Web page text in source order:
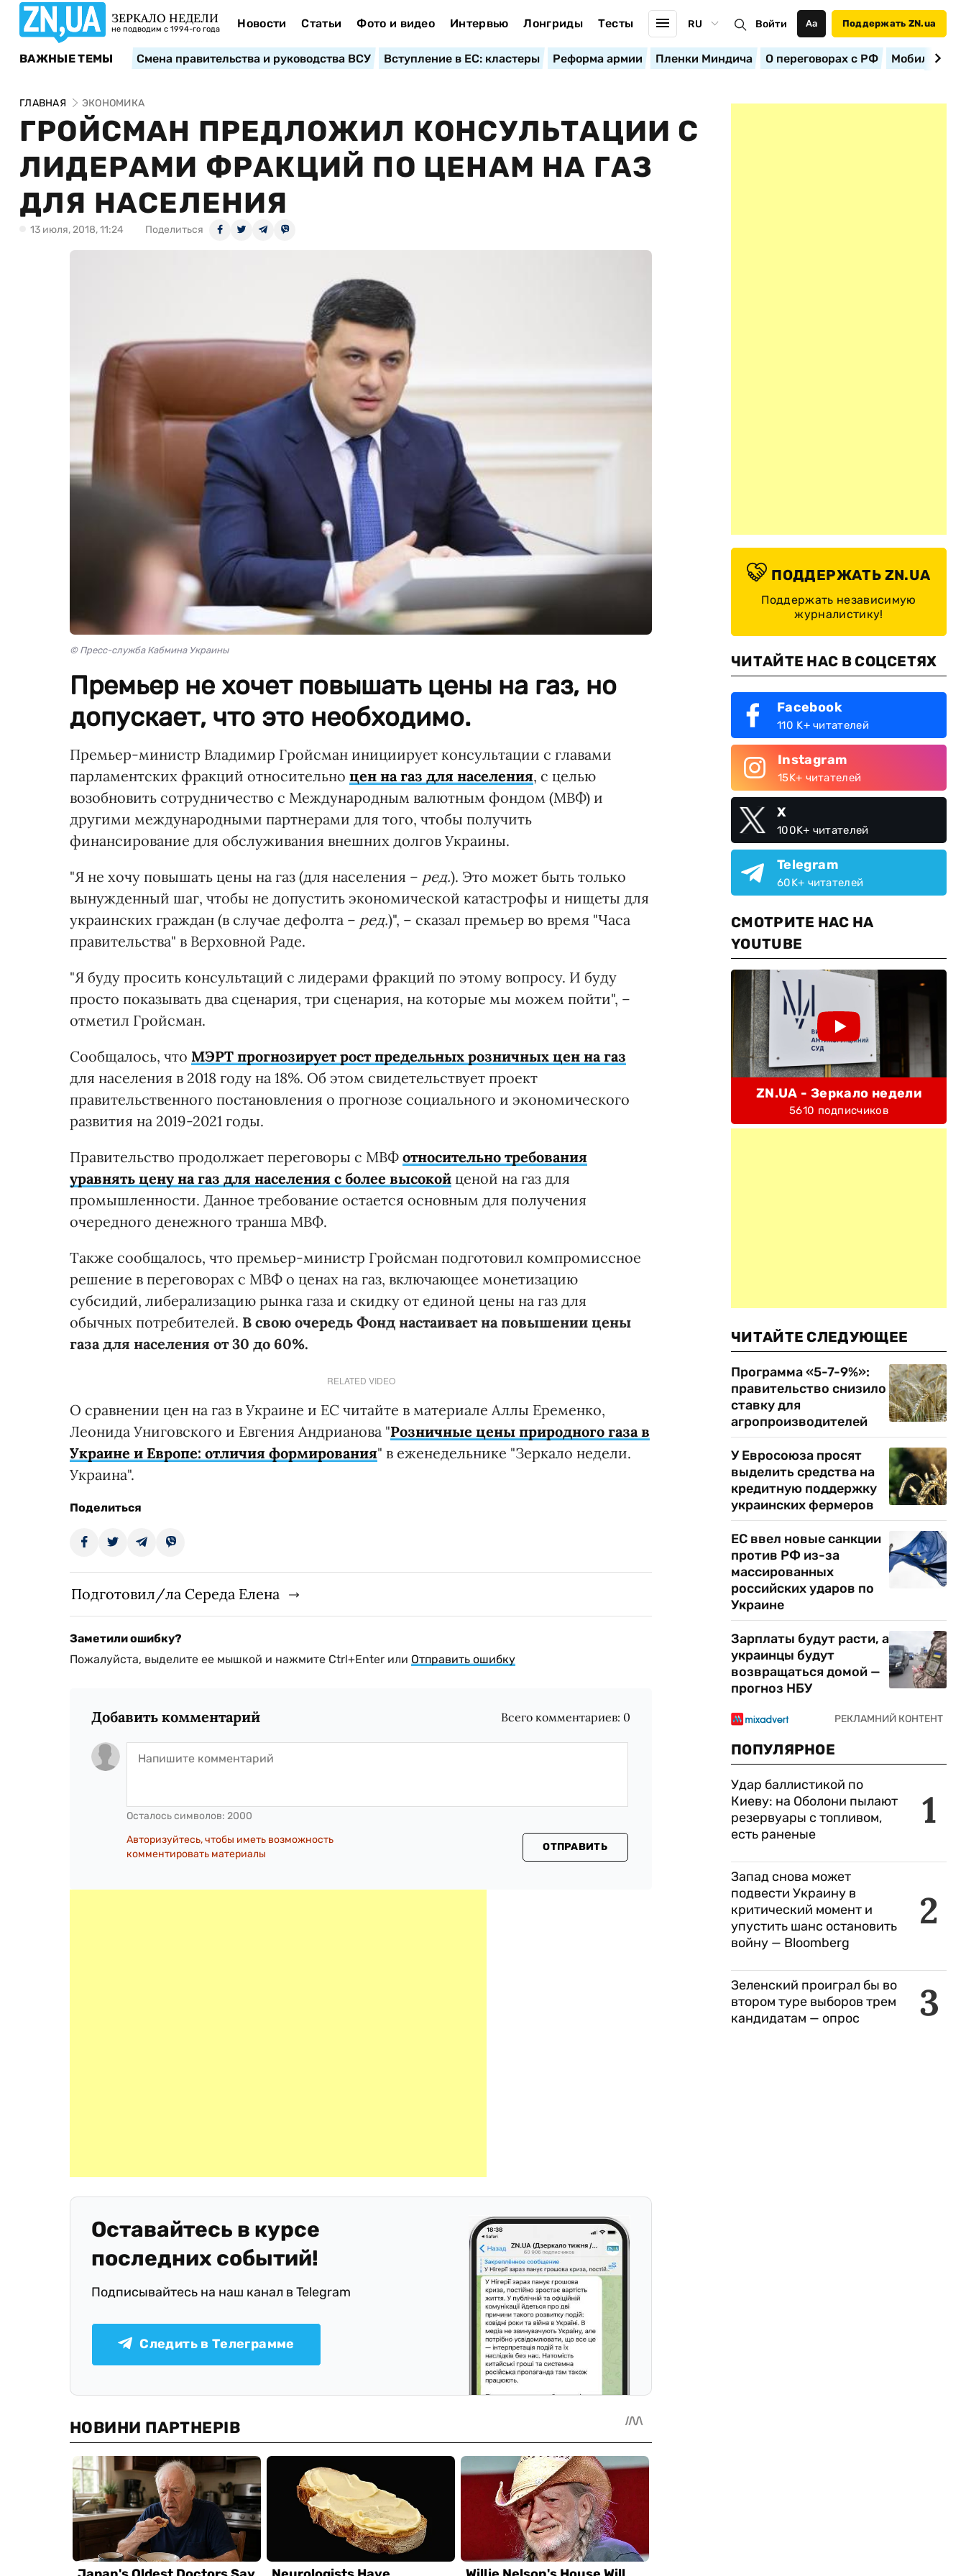
ЗЕРКАЛО НЕДЕЛИ
не подводим с 1994-го года Новости Статьи Фото и видео Интервью Лонгриды Тесты RU Войти Аа Поддержать ZN.ua
ВАЖНЫЕ ТЕМЫ Смена правительства и руководства ВСУ Вступление в ЕС: кластеры Реформа армии Пленки Миндича О переговорах с РФ
ГЛАВНАЯ ЭКОНОМИКА
ГРОЙСМАН ПРЕДЛОЖИЛ КОНСУЛЬТАЦИИ С
ЛИДЕРАМИ ФРАКЦИЙ ПО ЦЕНАМ НА ГАЗ
ДЛЯ НАСЕЛЕНИЯ
13 июля, 2018, 11:24 Поделиться
© Пресс-служба Кабмина Украины
Премьер не хочет повышать цены на газ, но
допускает, что это необходимо.
Премьер-министр Владимир Гройсман инициирует консультации с главами
парламентских фракций относительно цен на газ для населения, с целью
возобновить сотрудничество с Международным валютным фондом (МВФ) и
другими международными партнерами для того, чтобы получить
финансирование для обслуживания внешних долгов Украины.
"Я не хочу повышать цены на газ (для населения – ред.). Это может быть только
вынужденный шаг, чтобы не допустить экономической катастрофы и нищеты для
украинских граждан (в случае дефолта – ред.)", – сказал премьер во время "Часа
правительства" в Верховной Раде.
"Я буду просить консультаций с лидерами фракций по этому вопросу. И буду
просто показывать два сценария, три сценария, на которые мы можем пойти", –
отметил Гройсман.
Сообщалось, что МЭРТ прогнозирует рост предельных розничных цен на газ
для населения в 2018 году на 18%. Об этом свидетельствует проект
правительственного постановления о прогнозе социального и экономического
развития на 2019-2021 годы.
Правительство продолжает переговоры с МВФ относительно требования
уравнять цену на газ для населения с более высокой ценой на газ для
промышленности. Данное требование остается основным для получения
очередного денежного транша МВФ.
Также сообщалось, что премьер-министр Гройсман подготовил компромиссное
решение в переговорах с МВФ о ценах на газ, включающее монетизацию
субсидий, либерализацию рынка газа и скидку от единой цены на газ для
обычных потребителей. В свою очередь Фонд настаивает на повышении цены
газа для населения от 30 до 60%.
RELATED VIDEO
О сравнении цен на газ в Украине и ЕС читайте в материале Аллы Еременко,
Леонида Униговского и Евгения Андрианова "Розничные цены природного газа в
Украине и Европе: отличия формирования" в еженедельнике "Зеркало недели.
Украина".
Поделиться
Подготовил/ла Середа Елена
Заметили ошибку?
Пожалуйста, выделите ее мышкой и нажмите Ctrl+Enter или Отправить ошибку
Добавить комментарий Всего комментариев: 0
Осталось символов: 2000
Авторизуйтесь, чтобы иметь возможность
комментировать материалы
ОТПРАВИТЬ
Оставайтесь в курсе
последних событий!
Подписывайтесь на наш канал в Telegram
Следить в Телеграмме
ПОДДЕРЖАТЬ ZN.UA
Поддержать независимую
журналистику!
ЧИТАЙТЕ НАС В СОЦСЕТЯХ
Facebook
110 K+ читателей
Instagram
15K+ читателей
X
100K+ читателей
Telegram
60K+ читателей
СМОТРИТЕ НАС НА
YOUTUBE
ZN.UA - Зеркало недели
5610 подписчиков
ЧИТАЙТЕ СЛЕДУЮЩЕЕ
Программа «5-7-9%»:
правительство снизило
ставку для
агропроизводителей
У Евросоюза просят
выделить средства на
кредитную поддержку
украинских фермеров
ЕС ввел новые санкции
против РФ из-за
массированных
российских ударов по
Украине
Зарплаты будут расти, а
украинцы будут
возвращаться домой —
прогноз НБУ
ПОПУЛЯРНОЕ
1
Удар баллистикой по
Киеву: на Оболони пылают
резервуары с топливом,
есть раненые
2
Запад снова может
подвести Украину в
критический момент и
упустить шанс остановить
войну — Bloomberg
3
Зеленский проиграл бы во
втором туре выборов трем
кандидатам — опрос